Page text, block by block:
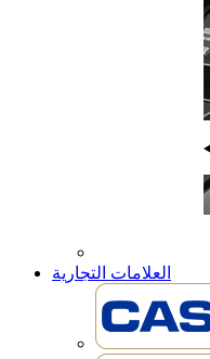
العلامات التجارية